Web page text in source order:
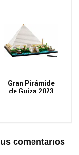
Gran Pirámide
de Guiza 2023
comentarios